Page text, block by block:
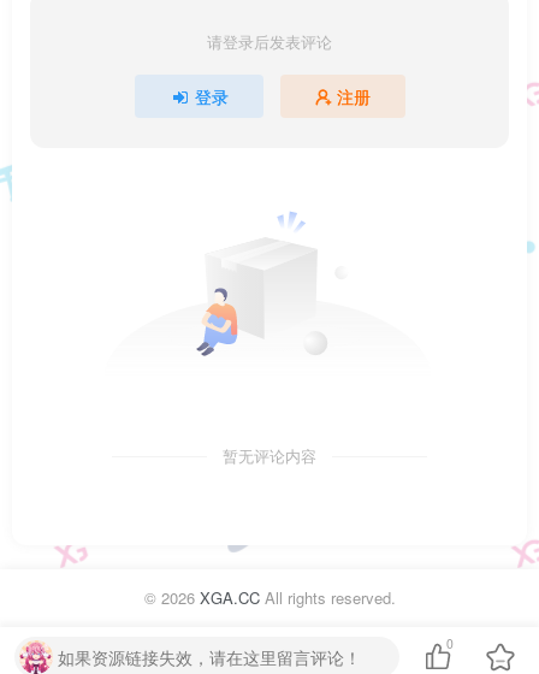
请登录后发表评论
登录 注册
暂无评论内容
© 2026 XGA.CCAll rights reserved.
如果资源链接失效，请在这里留言评论！
0